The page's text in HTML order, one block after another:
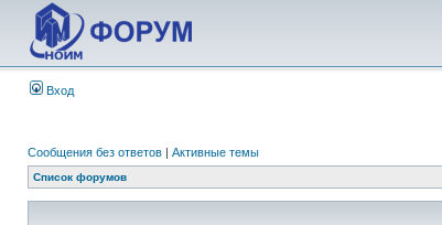
Вход
Сообщения без ответов | Активные темы
Список форумов